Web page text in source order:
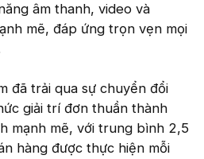
âm thanh, video và
mẽ, đáp ứng trọn vẹn mọi
đã trải qua sự chuyển đổi
giải trí đơn thuần thành
mạnh mẽ, với trung bình 2,5
hàng được thực hiện mỗi